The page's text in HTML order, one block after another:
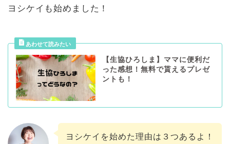
ヨシケイも始めました！
【生協ひろしま】ママに便利だ
った感想！無料で貰えるプレゼ
ントも！
ヨシケイを始めた理由は３つあるよ！